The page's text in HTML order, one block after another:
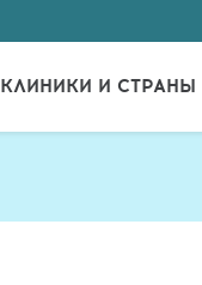
КЛИНИКИ И СТРАНЫ